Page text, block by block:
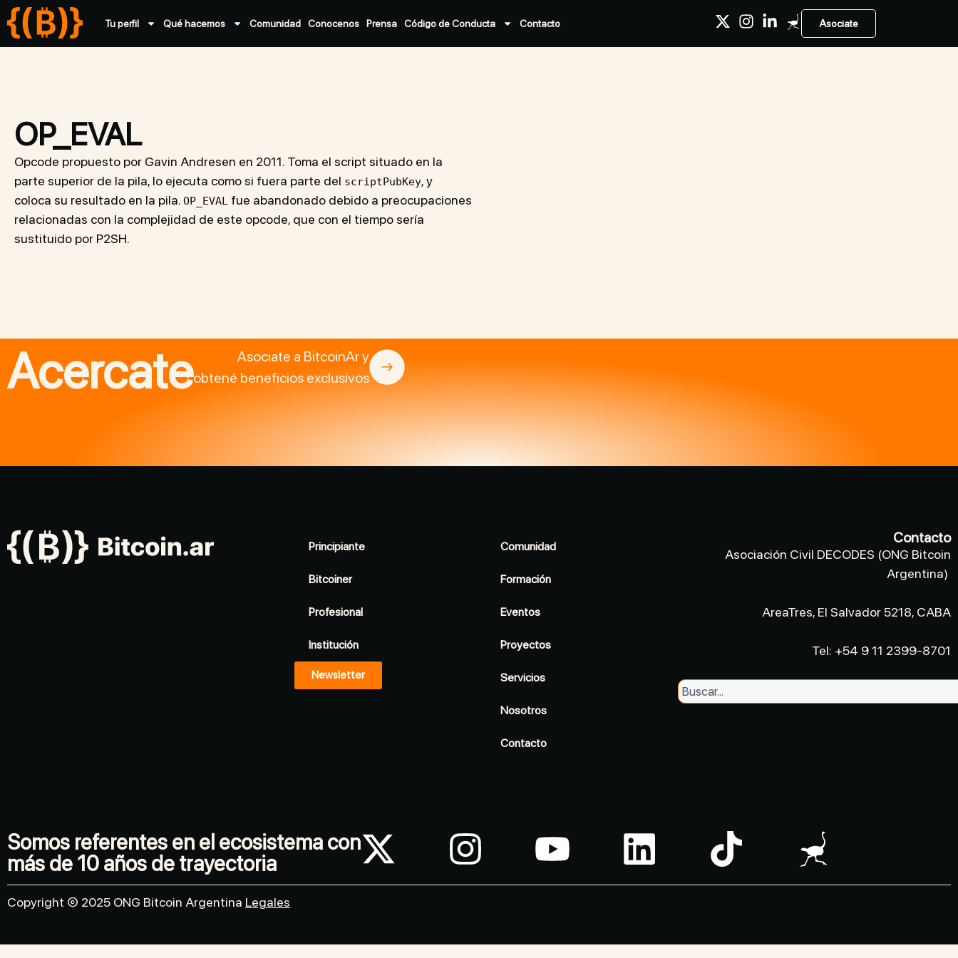
Tu perfil Qué hacemos Comunidad Conocenos Prensa Código de Conducta Contacto Asociate
OP_EVAL
Opcode propuesto por Gavin Andresen en 2011. Toma el script situado en la
parte superior de la pila, lo ejecuta como si fuera parte del scriptPubKey, y
coloca su resultado en la pila. OP_EVAL fue abandonado debido a preocupaciones
relacionadas con la complejidad de este opcode, que con el tiempo sería
sustituido por P2SH.
Acercate
Asociate a BitcoinAr y
obtené beneficios exclusivos
Principiante
Bitcoiner
Profesional
Institución
Newsletter
Comunidad
Formación
Eventos
Proyectos
Servicios
Nosotros
Contacto
Contacto
Asociación Civil DECODES (ONG Bitcoin
Argentina)
AreaTres, El Salvador 5218, CABA
Tel: +54 9 11 2399-8701
Somos referentes en el ecosistema con
más de 10 años de trayectoria
Copyright © 2025 ONG Bitcoin Argentina Legales